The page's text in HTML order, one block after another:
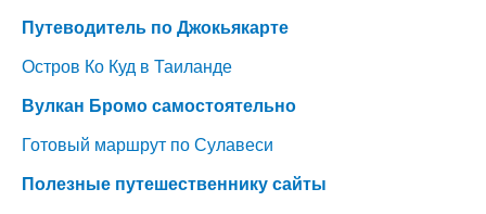
Путеводитель по Джокьякарте
Остров Ко Куд в Таиланде
Вулкан Бромо самостоятельно
Готовый маршрут по Сулавеси
Полезные путешественнику сайты